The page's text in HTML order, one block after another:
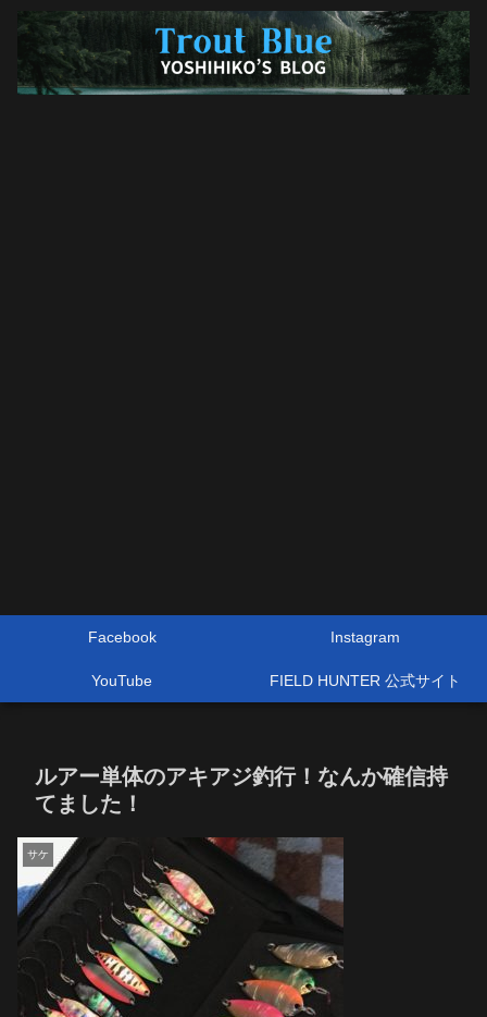
Facebook Instagram
YouTube FIELD HUNTER 公式サイト
ルアー単体のアキアジ釣行！なんか確信持
てました！
サケ